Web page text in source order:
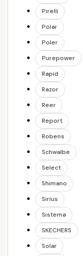
Pirelli
Polar
Poler
Purepower
Rapid
Razor
Reer
Report
Robens
Schwalbe
Select
Shimano
Sirius
Sistema
SKECHERS
Solar